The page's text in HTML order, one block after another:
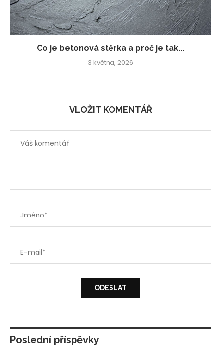
Co je betonová stěrka a proč je tak...
3 května, 2026
VLOŽIT KOMENTÁŘ
Poslední příspěvky